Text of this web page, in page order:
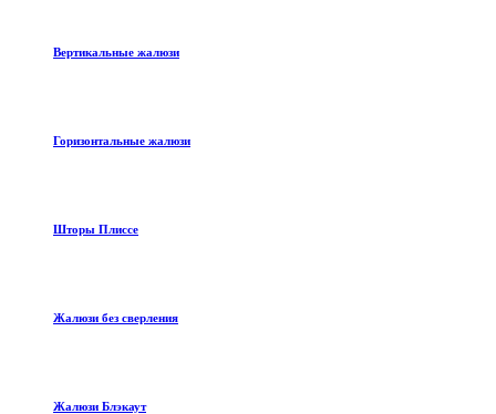
Вертикальные жалюзи
Горизонтальные жалюзи
Шторы Плиссе
Жалюзи без сверления
Жалюзи Блэкаут